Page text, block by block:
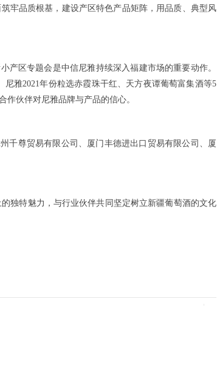
筑牢品质根基，建设产区特色产品矩阵，用品质、典型风
产区专题会是中信尼雅持续深 入福建市场的重要动作。
尼雅2021年份粒选赤霞珠干红、天方夜谭葡萄富集酒等5
作伙伴对尼雅品牌与产品的信心。
千尊贸易有限公司、 厦门丰德进出口贸易有限公司、厦
独特魅力，与行业伙伴共同坚定树立新疆葡萄酒的文化